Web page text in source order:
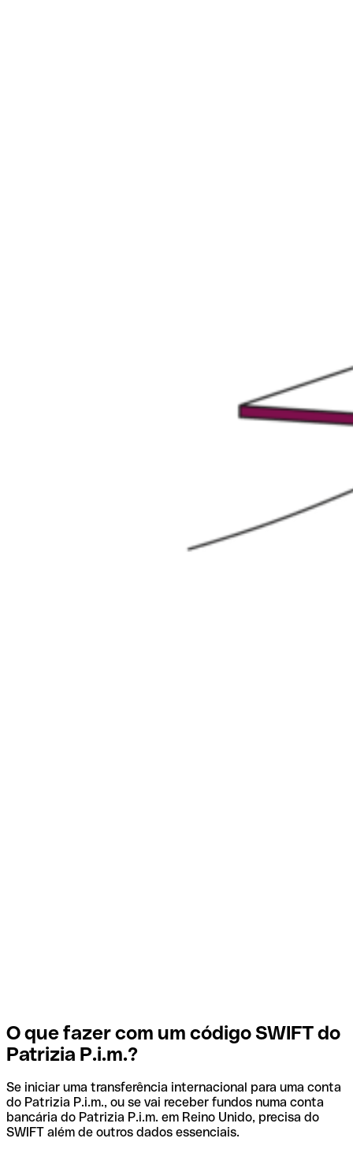
O que fazer com um código SWIFT do
Patrizia P.i.m.?
Se iniciar uma transferência internacional para uma conta
do Patrizia P.i.m., ou se vai receber fundos numa conta
bancária do Patrizia P.i.m. em Reino Unido, precisa do
SWIFT além de outros dados essenciais.